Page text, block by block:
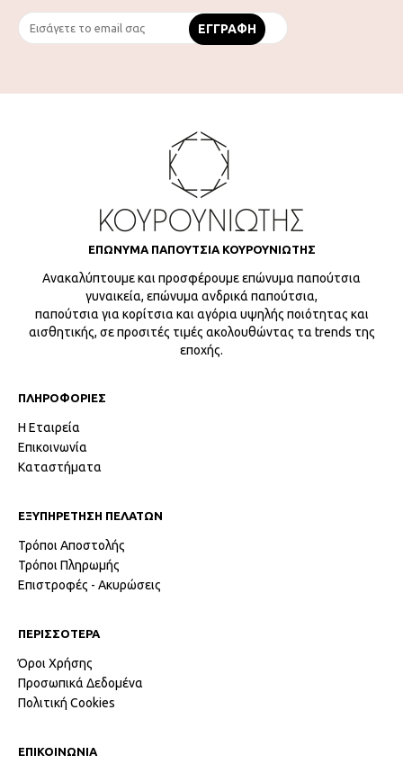
ΕΠΩΝΥΜΑ ΠΑΠΟΥΤΣΙΑ ΚΟΥΡΟΥΝΙΩΤΗΣ
Ανακαλύπτουμε και προσφέρουμε επώνυμα παπούτσια
γυναικεία, επώνυμα ανδρικά παπούτσια,
παπούτσια για κορίτσια και αγόρια υψηλής ποιότητας και
αισθητικής, σε προσιτές τιμές ακολουθώντας τα trends της
εποχής.
ΠΛΗΡΟΦΟΡΙΕΣ
Η Εταιρεία
Επικοινωνία
Καταστήματα
ΕΞΥΠΗΡΕΤΗΣΗ ΠΕΛΑΤΩΝ
Τρόποι Αποστολής
Τρόποι Πληρωμής
Επιστροφές - Ακυρώσεις
ΠΕΡΙΣΣΟΤΕΡΑ
Όροι Χρήσης
Προσωπικά Δεδομένα
Πολιτική Cookies
ΕΠΙΚΟΙΝΩΝΙΑ